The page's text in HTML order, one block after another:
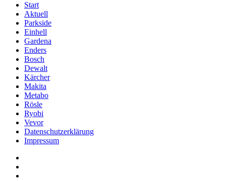
Start
Aktuell
Parkside
Einhell
Gardena
Enders
Bosch
Dewalt
Kärcher
Makita
Metabo
Rösle
Ryobi
Vevor
Datenschutzerklärung
Impressum